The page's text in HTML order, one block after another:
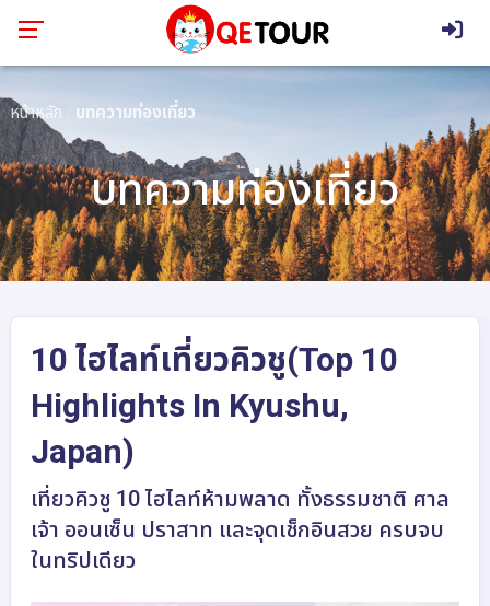
หน้าหลัก บทความท่องเที่ยว
บทความท่องเที่ยว
10 ไฮไลท์เที่ยวคิวชู(Top 10
Highlights In Kyushu,
Japan)
เที่ยวคิวชู 10 ไฮไลท์ห้ามพลาด ทั้งธรรมชาติ ศาล
เจ้า ออนเซ็น ปราสาท และจุดเช็กอินสวย ครบจบ
ในทริปเดียว